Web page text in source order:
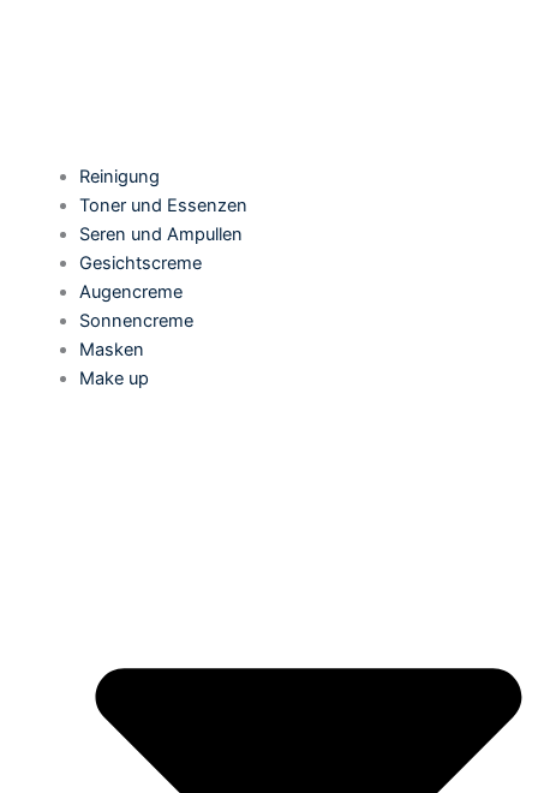
Reinigung
Toner und Essenzen
Seren und Ampullen
Gesichtscreme
Augencreme
Sonnencreme
Masken
Make up